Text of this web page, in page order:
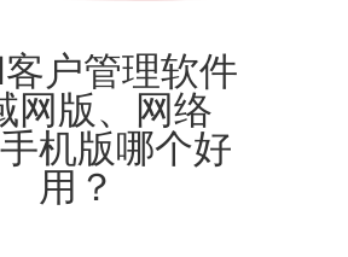
户管理软件
网版、网络
机版哪个好
用？